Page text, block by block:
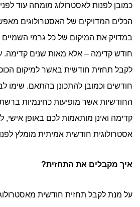
כמובן לפנות לאסטרולוג מומחה עוד
הכלים המדויקים של האסטרולוגים
במדויק את המיקום של כל גרמי השמיים
חודש קדימה – אלא מאות שנים קדימה.
לקבל תחזית חודשית באשר למיקום
חודשים וכמובן להתכונן בהתאם. שימו
החודשיות אשר מופיעות כחינמיות
קדימה ואינן מותאמות לכם באופן אישי,
אסטרולוגית חודשית אמיתית מומלץ
איך מקבלים את התחזית?
על מנת לקבל תחזית חודשית